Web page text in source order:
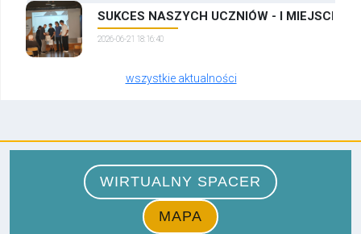
SUKCES NASZYCH UCZNIÓW - I MIEJSCE W
2026-06-21 18:16:40
wszystkie aktualności